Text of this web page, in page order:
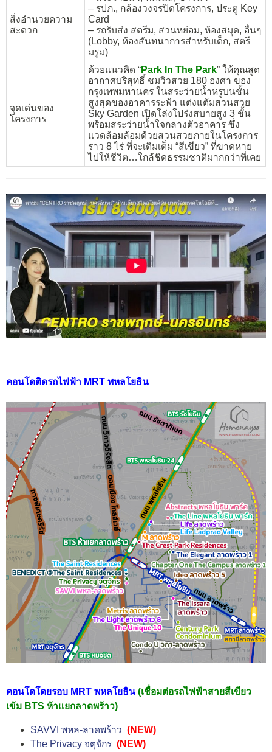
สิ่งอำนวยความ
สะดวก
– รปภ., กล้องวงจรปิดโครงการ, ประตู Key
Card
– รถรับส่ง สตรีม, สวนหย่อม, ห้องสมุด, อื่นๆ
(Lobby, ห้องสันทนาการสำหรับเด็ก, สตรี
มรูม)
จุดเด่นของ
โครงการ
ด้วยแนวคิด “Park In The Park” ให้คุณสูด
อากาศบริสุทธิ์ ชมวิวสวย 180 องศา ของ
กรุงเทพมหานคร ในสระว่ายน้ำหรูบนชั้น
สูงสุดของอาคารระฟ้า แต่งแต้มสวนสวย
Sky Garden เปิดโล่งโปร่งสบายสูง 3 ชั้น
พร้อมสระว่ายน้ำใจกลางตัวอาคาร ซึ่ง
แวดล้อมล้อมด้วยสวนสวยภายในโครงการ
ราว 8 ไร่ ที่จะเติมเต็ม “สีเขียว” ที่ขาดหาย
ไปให้ชีวิต…ใกล้ชิดธรรมชาติมากกว่าที่เคย
คอนโดติดรถไฟฟ้า MRT พหลโยธิน
คอนโดโดยรอบ MRT พหลโยธิน (เชื่อมต่อรถไฟฟ้าสายสีเขียว
เข้ม BTS ห้าแยกลาดพร้าว)
SAVVI พหล-ลาดพร้าว (NEW)
The Privacy จตุจักร (NEW)